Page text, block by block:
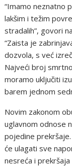
“Imamo neznatno
lakšim i težim
stradalih”, govori
“Zaista je
dozvola, s već
Najveći broj
moramo uključiti
barem jednom
Novim zakonom
uglavnom odnose
pojedine
će ulagati sve
nesreća i